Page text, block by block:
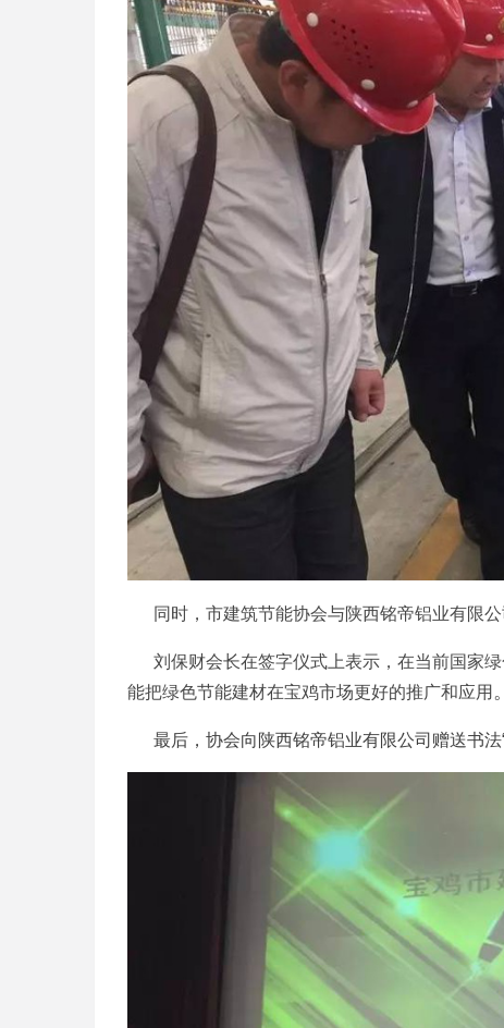
同时，市建筑节能协会与陕西铭帝铝业有限
刘保财会长在签字仪式上表示，在当前国家
能把绿色节能建材在宝鸡市场更好的推广和应用 。
最后，协会向陕西铭帝铝业有限公司赠送书法